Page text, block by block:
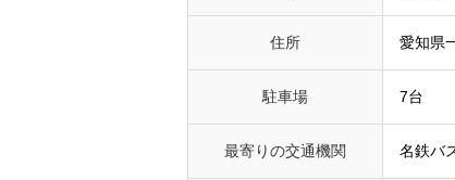
住所 愛知県
駐車場 7台
最寄りの交通機関 名鉄バ